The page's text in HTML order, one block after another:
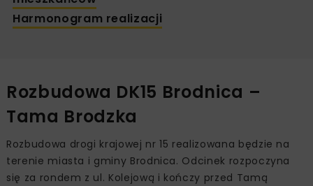
Harmonogram realizacji
Rozbudowa DK15 Brodnica –
Tama Brodzka
Rozbudowa drogi krajowej nr 15 realizowana będzie na
terenie miasta i gminy Brodnica. Odcinek rozpoczyna
się za rondem z ul. Kolejową i kończy przed Tamą